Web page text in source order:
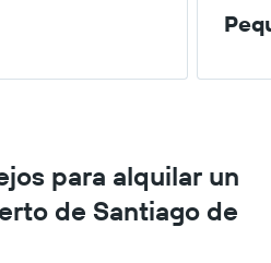
para alquilar un
de Santiago de